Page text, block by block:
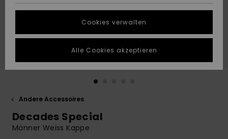
Highlights
Highlights
Starten Sie eine
Unterhaltung,
schnellste
Antwort auf Ihre
Frage zu
erhalten.
Finden Sie
WUNSCHLISTE
Andere Accessoires
Decades Special
Männer Weiss Kappe
Cookies verwalten
Alle Cookies akzeptieren